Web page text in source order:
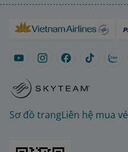
Sơ đồ trangLiên hệ mua vé